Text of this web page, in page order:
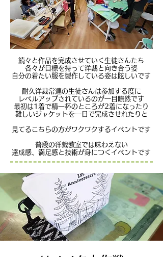
続々と作品を完成させていく生徒さんたち
各々が目標を持って洋裁と向き合う姿
自分の着たい服を製作している姿は眩しいです
耐久洋裁常連の生徒さんは参加する度に
レベルアップされているのが一目瞭然です
最初は1着で精一杯のところが2着になったり
難しいジャケットを一日で完成させれたりと
見てるこちらの方がワクワクするイベントです
普段の洋裁教室では味わえない
達成感、満足感と技術が身につくイベントです